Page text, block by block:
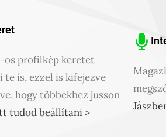
os profilkép keretet
te is, ezzel is kifejezve
hogy többekhez jusson
tudod beállítani >